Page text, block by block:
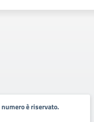
è riservato.